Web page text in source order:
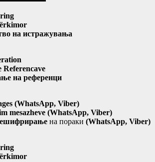
на истражувања
на референци
(WhatsApp, Viber)
mesazheve (WhatsApp, Viber)
на пораки (WhatsApp, Viber)